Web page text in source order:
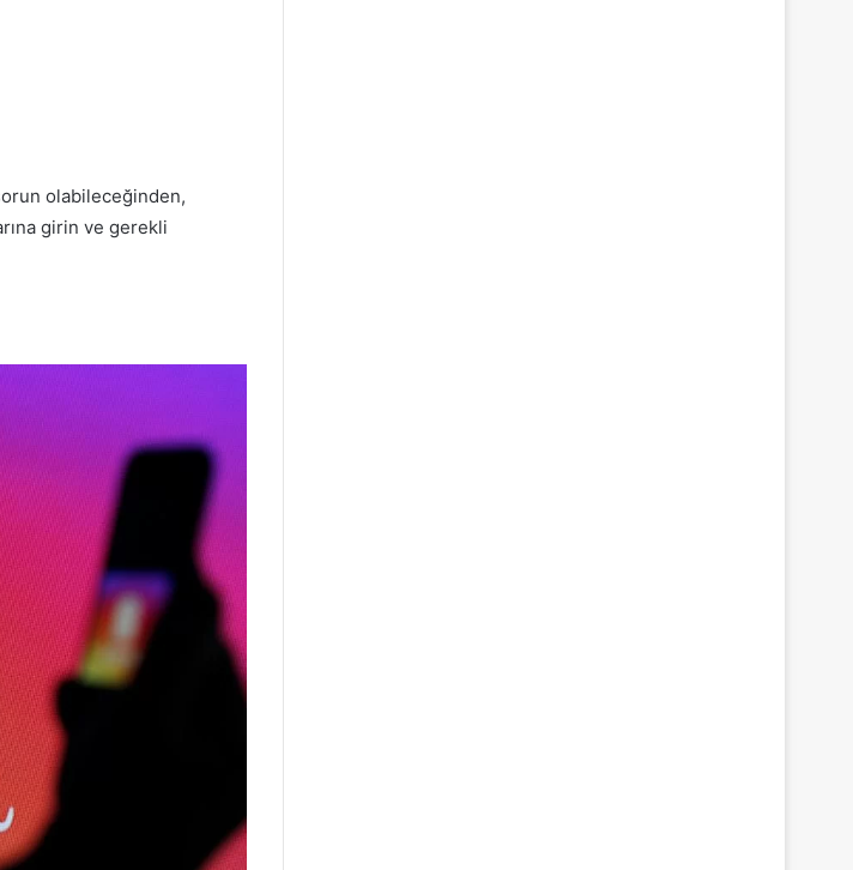
olabileceğinden,
girin ve gerekli